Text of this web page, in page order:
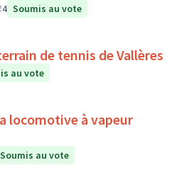
4 Soumis au vote
de tennis de Vallères
au vote
locomotive à vapeur
Soumis au vote